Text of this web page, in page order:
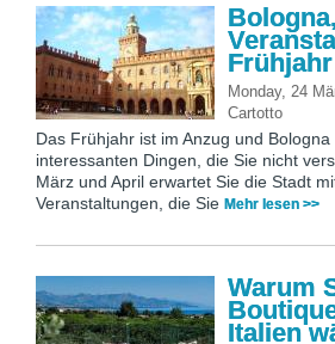
Frühjahr
Monday, 24
Cartotto
Das Frühjahr ist im Anzug und Bologna
interessanten Dingen, die Sie nicht
März und April erwartet Sie die Stadt
Veranstaltungen, die Sie Mehr lesen >>
Warum
Italien